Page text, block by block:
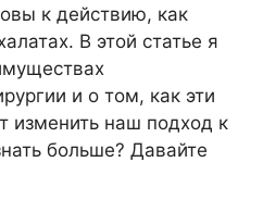
к действию, как
В этой статье я
и о том, как эти
наш подход к
больше? Давайте